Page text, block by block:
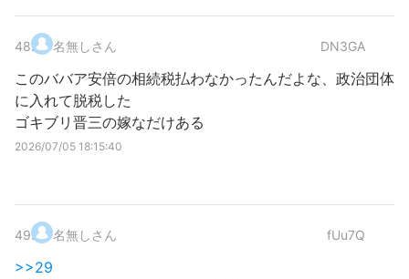
48. 名無しさん DN3GA
このババア安倍の相続税払わなかったんだよな、政治団体
に入れて脱税した
ゴキブリ晋三の嫁なだけある
2026/07/05 18:15:40
49. 名無しさん fUu7Q
>>29